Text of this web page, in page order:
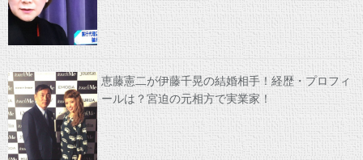
恵藤憲二が伊藤千晃の結婚相手！経歴・プロフィ
ールは？宮迫の元相方で実業家！